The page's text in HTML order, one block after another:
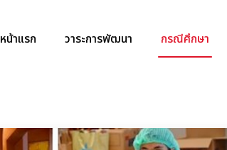
หน้าแรก วาระการพัฒนา กรณีศึกษา